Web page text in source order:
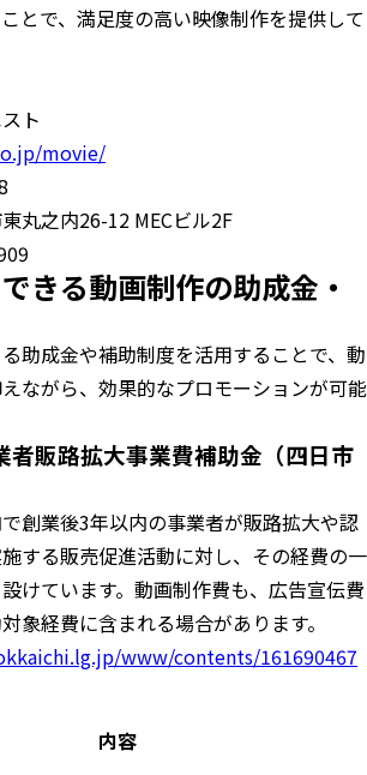
とで、満足度の高い映像制作を提供して
ト
movie/
丸之内26-12 MECビル2F
きる動画制作の助成金・
助成金や補助制度を活用することで、動
ながら、効果的なプロモーションが可能
者販路拡大事業費補助金（四日市
創業後3年以内の事業者が販路拡大や認
する販売促進活動に対し、その経費の一
けています。動画制作費も、広告宣伝費
象経費に含まれる場合があります。
www/contents/161690467
内容